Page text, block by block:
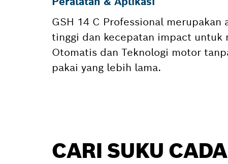
GSH 14 C Professional
tinggi dan kecepatan impact untuk
Otomatis dan Teknologi motor
pakai yang lebih lama.
CARI SUKU